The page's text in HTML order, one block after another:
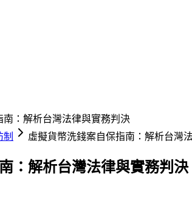
南：解析台灣法律與實務判決
制 虛擬貨幣洗錢案自保指南：解析台灣
：解析台灣法律與實務判決